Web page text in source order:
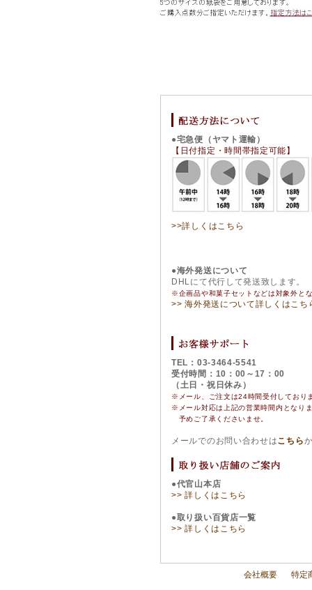
●宅急便（ヤマト運輸）
【日付指定・時間帯指定可能】
>>詳しくはこちら
●海外発送について
DHLにて代行して発送致します。
※企画品や和菓子セットなどは対象外と
>> 海外発送について詳しくはこち
TEL：03-3464-5541
受付時間：10：00～17：00
（土日・祝日休み）
※メール、ご注文は24時間受付しており
※ メール対応は上記の営業時間内となり
予めご了承くださいませ。
メールでのお問い合わせはこちら
●代官山本店
>> 詳しくはこちら
●取り扱い百貨店一覧
>> 詳しくはこちら
会社概要 特定